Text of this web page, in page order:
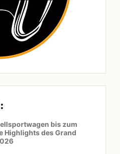
bis zum
Highlights des Grand